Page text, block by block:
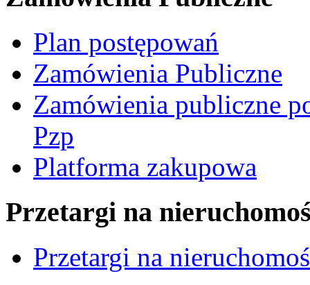
Plan postępowań
Zamówienia Publiczne
Zamówienia publiczne
Pzp
Platforma zakupowa
Przetargi na
Przetargi na